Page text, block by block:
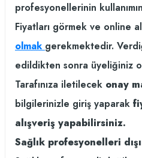
profesyonellerinin
Fiyatları görmek ve online
olmak gerekmektedir.
edildikten sonra üyeliğiniz
Tarafınıza iletilecek onay
bilgilerinizle giriş yaparak
alışveriş yapabilirsiniz.
Sağlık profesyonelleri